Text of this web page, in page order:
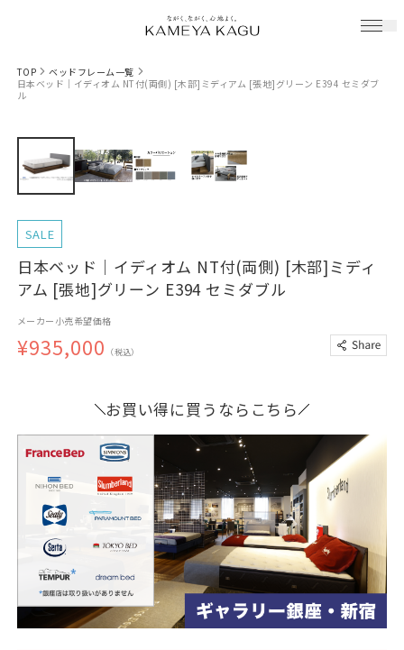
TOP
ベッドフレーム一覧
日本ベッド｜イディオム NT付(両側) [木部]ミディアム [張地]グリーン E394 セミダブ
ル
SALE
日本ベッド｜イディオム NT付(両側) [木部]ミディ
アム [張地]グリーン E394 セミダブル
メーカー小売希望価格
¥935,000 （税込）
お買い得に買うならこちら